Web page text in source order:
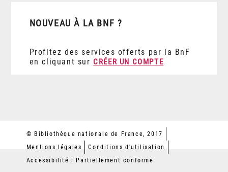
NOUVEAU À LA BNF ?
Profitez des services offerts par la BnF
en cliquant sur CRÉER UN COMPTE
© Bibliothèque nationale de France, 2017
Mentions légales
Conditions d'utilisation
Accessibilité : Partiellement conforme